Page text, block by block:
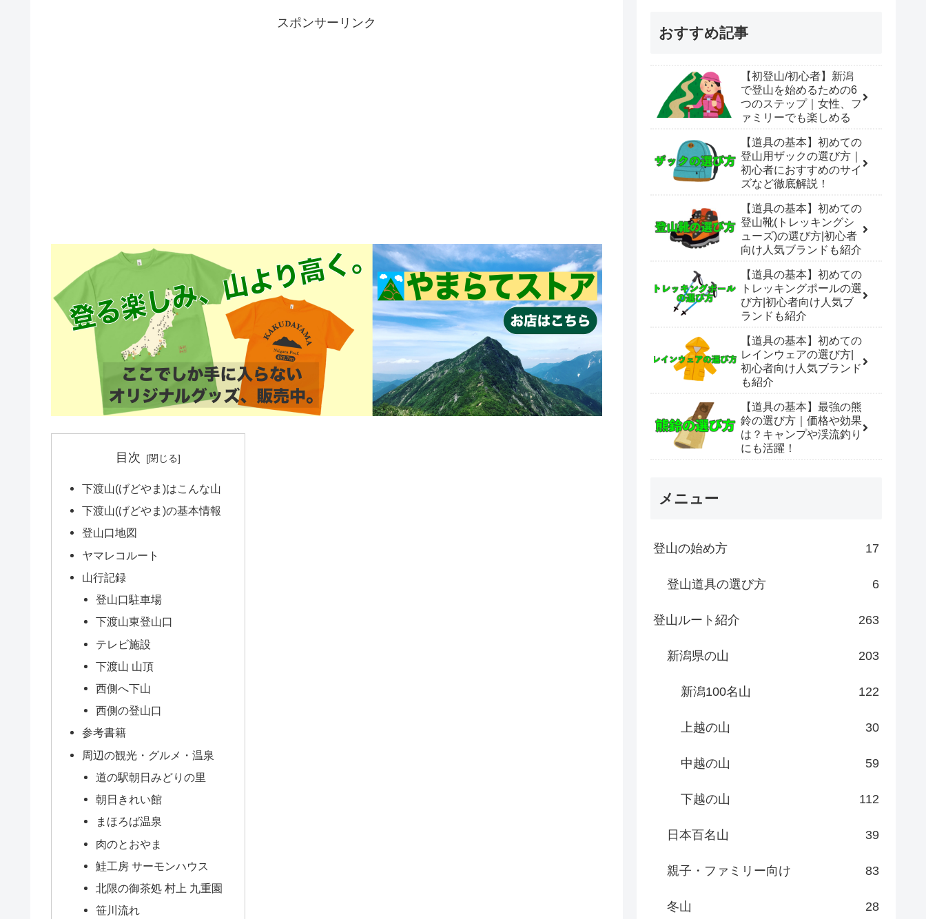
スポンサーリンク
目次
下渡山(げどやま)はこんな山
下渡山(げどやま)の基本情報
登山口地図
ヤマレコルート
山行記録
登山口駐車場
下渡山東登山口
テレビ施設
下渡山 山頂
西側へ下山
西側の登山口
参考書籍
周辺の観光・グルメ・温泉
道の駅朝日みどりの里
朝日きれい館
まほろば温泉
肉のとおやま
鮭工房 サーモンハウス
北限の御茶処 村上 九重園
笹川流れ
おすすめ記事
【初登山/初心者】新潟
で登山を始めるための6
つのステップ｜女性、フ
ァミリーでも楽しめる
【道具の基本】初めての
登山用ザックの選び方｜
初心者におすすめのサイ
ズなど徹底解説！
【道具の基本】初めての
登山靴(トレッキングシ
ューズ)の選び方|初心者
向け人気ブランドも紹介
【道具の基本】初めての
トレッキングポールの選
び方|初心者向け人気ブ
ランドも紹介
【道具の基本】初めての
レインウェアの選び方|
初心者向け人気ブランド
も紹介
【道具の基本】最強の熊
鈴の選び方｜価格や効果
は？キャンプや渓流釣り
にも活躍！
メニュー
登山の始め方 17
登山道具の選び方 6
登山ルート紹介 263
新潟県の山 203
新潟100名山 122
上越の山 30
中越の山 59
下越の山 112
日本百名山 39
親子・ファミリー向け 83
冬山 28